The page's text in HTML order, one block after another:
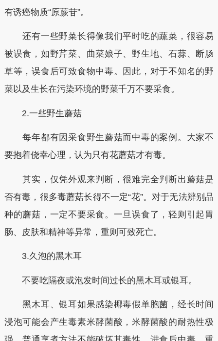
有诱癌物质“原蕨苷”。
还有一些野菜长得像我们平时吃的蔬菜，很容易
被误食，如野芹菜、曲菜娘子、野生地、石蒜、断肠
草等，误食后可致食物中毒。因此，对于不知名的野
菜以及生长在污染环境的野菜千万不要采食。
2.一些野生蘑菇
每年都有因采食野生蘑菇而中毒的案例。大家不
要抱着侥幸心理，认为只有花蘑菇才有毒。
其实，仅凭外观来判断，很难完全判断出蘑菇是
否有毒，很多毒蘑菇长得不一定“花”。对于无法辨别品
种的蘑菇，一定不要采食。一旦误食了，轻则引起胃
肠、皮肤和精神等异常，重则可致死亡。
3.久泡的黑木耳
不要吃隔夜或泡发时间过长的黑木耳或银耳。
黑木耳、银耳如果感染椰毒假单胞菌，经长时间
浸泡可能会产生毒素米酵菌酸，米酵菌酸的耐热性极